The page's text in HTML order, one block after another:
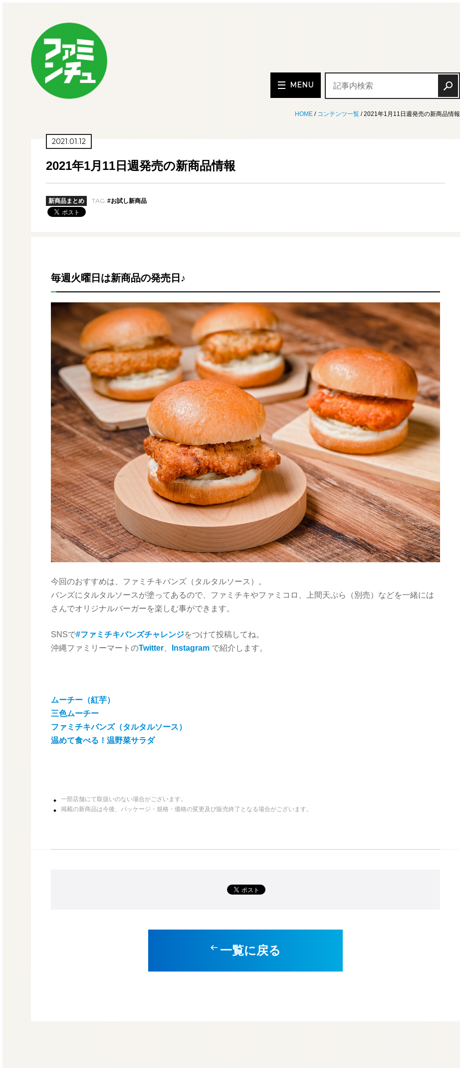
MENU
HOME / コンテンツ一覧 / 2021年1月11日週発売の新商品情報
2021.01.12
2021年1月11日週発売の新商品情報
新商品まとめ TAG: #お試し新商品
毎週火曜日は新商品の発売日♪
今回のおすすめは、ファミチキバンズ（タルタルソース）。
バンズにタルタルソースが塗ってあるので、ファミチキやファミコロ、上間天ぷら（別売）などを一緒には
さんでオリジナルバーガーを楽しむ事ができます。
SNSで#ファミチキバンズチャレンジをつけて投稿してね。
沖縄ファミリーマートのTwitter Instagram で紹介します。
ムーチー（紅芋）
三色ムーチー
ファミチキバンズ（タルタルソース）
温めて食べる！温野菜サラダ
一部店舗にて取扱いのない場合がございます。
掲載の新商品は今後、パッケージ・規格・価格の変更及び販売終了となる場合がございます。
一覧に戻る